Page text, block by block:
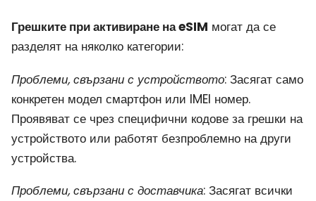
Грешките при активиране на eSIM могат да се
разделят на няколко категории:
Проблеми, свързани с устройството: Засягат само
конкретен модел смартфон или IMEI номер.
Проявяват се чрез специфични кодове за грешки на
устройството или работят безпроблемно на други
устройства.
Проблеми, свързани с доставчика: Засягат всички